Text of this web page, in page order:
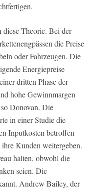
Theorie. Bei der
die Preise
oder Fahrzeugen. Die
Energiepreise
dritten Phase der
hohe Gewinnmargen
Donovan. Die
in einer Studie die
Inputkosten betroffen
Kunden weitergeben.
halten, obwohl die
seien. Die
Andrew Bailey, der